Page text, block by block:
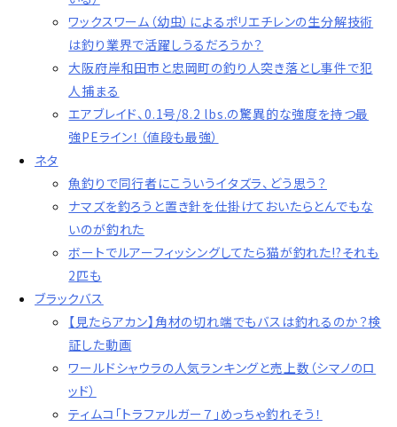
ワックスワーム（幼虫）によるポリエチレンの生分解技術
は釣り業界で活躍しうるだろうか？
大阪府岸和田市と忠岡町の釣り人突き落とし事件で犯
人捕まる
エアブレイド、0.1号/8.2 lbs.の驚異的な強度を持つ最
強PEライン！（値段も最強）
ネタ
魚釣りで同行者にこういうイタズラ、どう思う？
ナマズを釣ろうと置き針を仕掛けておいたらとんでもな
いのが釣れた
ボートでルアーフィッシングしてたら猫が釣れた!?それも
2匹も
ブラックバス
【見たらアカン】角材の切れ端でもバスは釣れるのか？検
証した動画
ワールドシャウラの人気ランキングと売上数（シマノのロ
ッド）
ティムコ「トラファルガー７」めっちゃ釣れそう！